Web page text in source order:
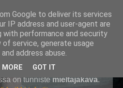
on tunniste mieltäjakava.
Google to deliver its services
IP address and user-agent are
with performance and security
service, generate usage
address abuse.
MORE GOT IT